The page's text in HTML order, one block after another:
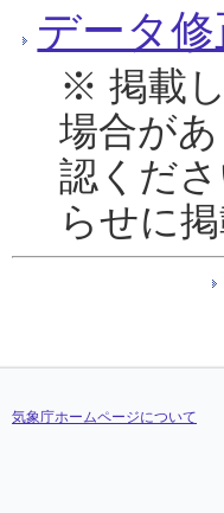
データ
※ 掲載
場合が
認くだ
らせに掲
気象庁ホームページについて